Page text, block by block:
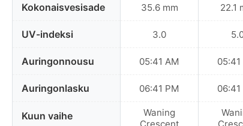
Kokonaisvesisade
UV-indeksi
Auringonnousu
Auringonlasku
Kuun vaihe
35.6 mm
3.0
05:41 AM
06:41 PM
Waning
22.1
05:41
06:41